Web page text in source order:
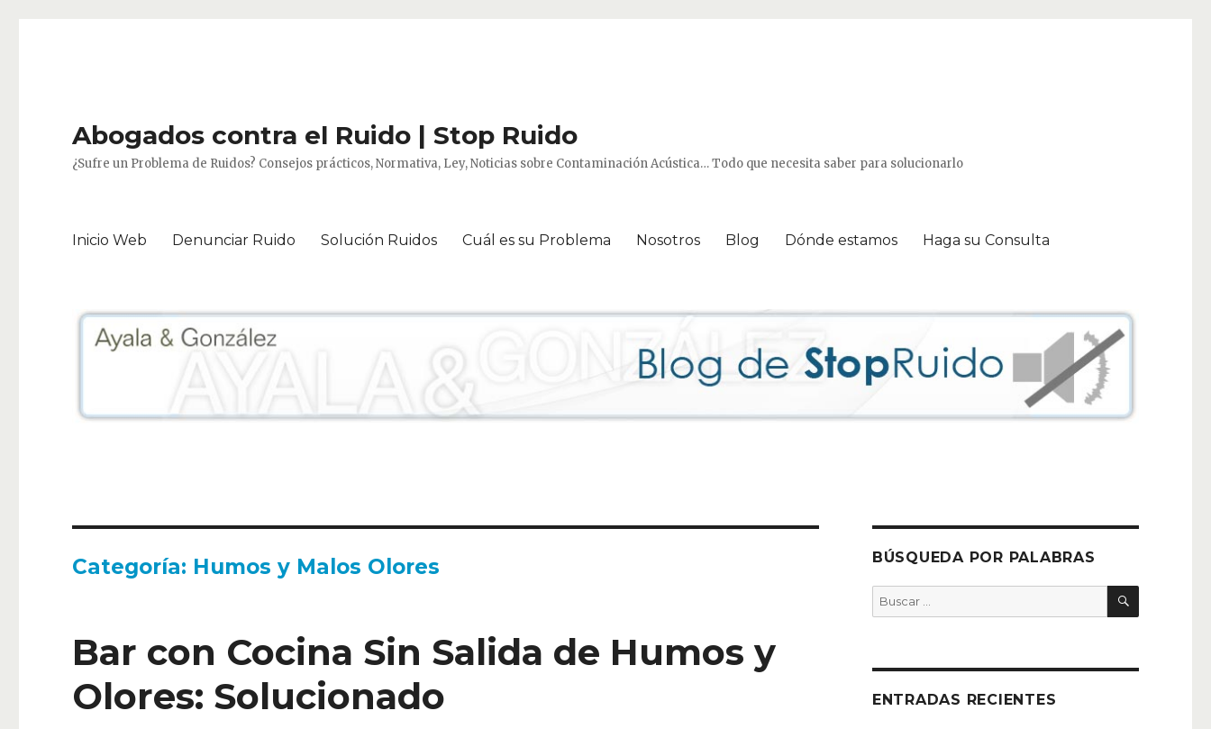
Abogados contra el Ruido | Stop Ruido
¿Sufre un Problema de Ruidos? Consejos prácticos, Normativa, Ley, Noticias sobre Contaminación Acústica… Todo que necesita saber para solucionarlo
Inicio Web Denunciar Ruido Solución Ruidos Cuál es su Problema Nosotros Blog Dónde estamos Haga su Consulta
Categoría: Humos y Malos Olores
Bar con Cocina Sin Salida de Humos y
Olores: Solucionado
BÚSQUEDA POR PALABRAS
Buscar
por:
BUSCAR
ENTRADAS RECIENTES